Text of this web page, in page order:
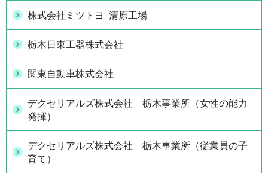
株式会社ミツトヨ 清原工場
栃木日東工器株式会社
関東自動車株式会社
デクセリアルズ株式会社 栃木事業所（女性の能力
発揮）
デクセリアルズ株式会社 栃木事業所（従業員の子
育て）